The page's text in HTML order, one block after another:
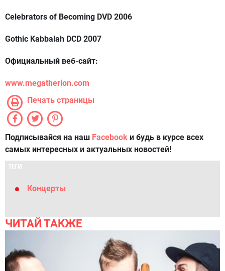
Celebrators of Becoming DVD 2006
Gothic Kabbalah DCD 2007
Официальный веб-сайт:
www.megatherion.com
Печать страницы
Подписывайся на наш Facebook и будь в курсе всех
самых интересных и актуальных новостей!
ТЕГИ
Концерты
ЧИТАЙ ТАКЖЕ